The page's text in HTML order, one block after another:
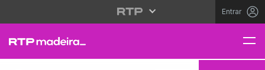
Entrar